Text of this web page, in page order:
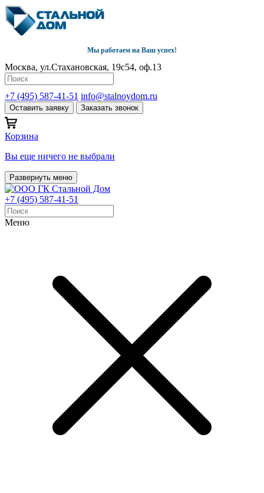
Мы работаем на Ваш успех!
Москва, ул.Стахановская, 19с54, оф.13
+7 (495) 587-41-51 info@stalnoydom.ru
Оставить заявку Заказать звонок
Корзина
Вы еще ничего не выбрали
Развернуть меню
+7 (495) 587-41-51
Меню